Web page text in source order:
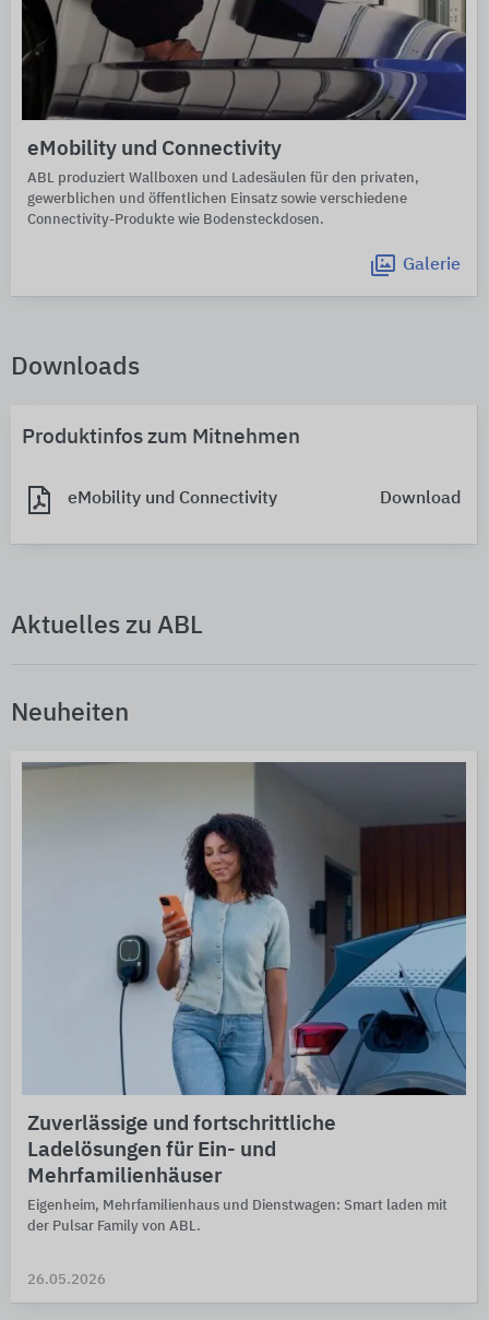
eMobility und Connectivity
ABL produziert Wallboxen und Ladesäulen für den privaten,
gewerblichen und öffentlichen Einsatz sowie verschiedene
Connectivity-Produkte wie Bodensteckdosen.
Galerie
Downloads
Produktinfos zum Mitnehmen
eMobility und Connectivity Download
Aktuelles zu ABL
Neuheiten
Zuverlässige und fortschrittliche
Ladelösungen für Ein- und
Mehrfamilienhäuser
Eigenheim, Mehrfamilien­haus und Dienst­wagen: Smart laden mit
der Pulsar Family von ABL.
26.05.2026